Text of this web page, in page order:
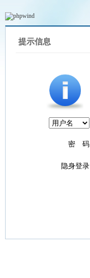
提示信息
密 码
隐身登录